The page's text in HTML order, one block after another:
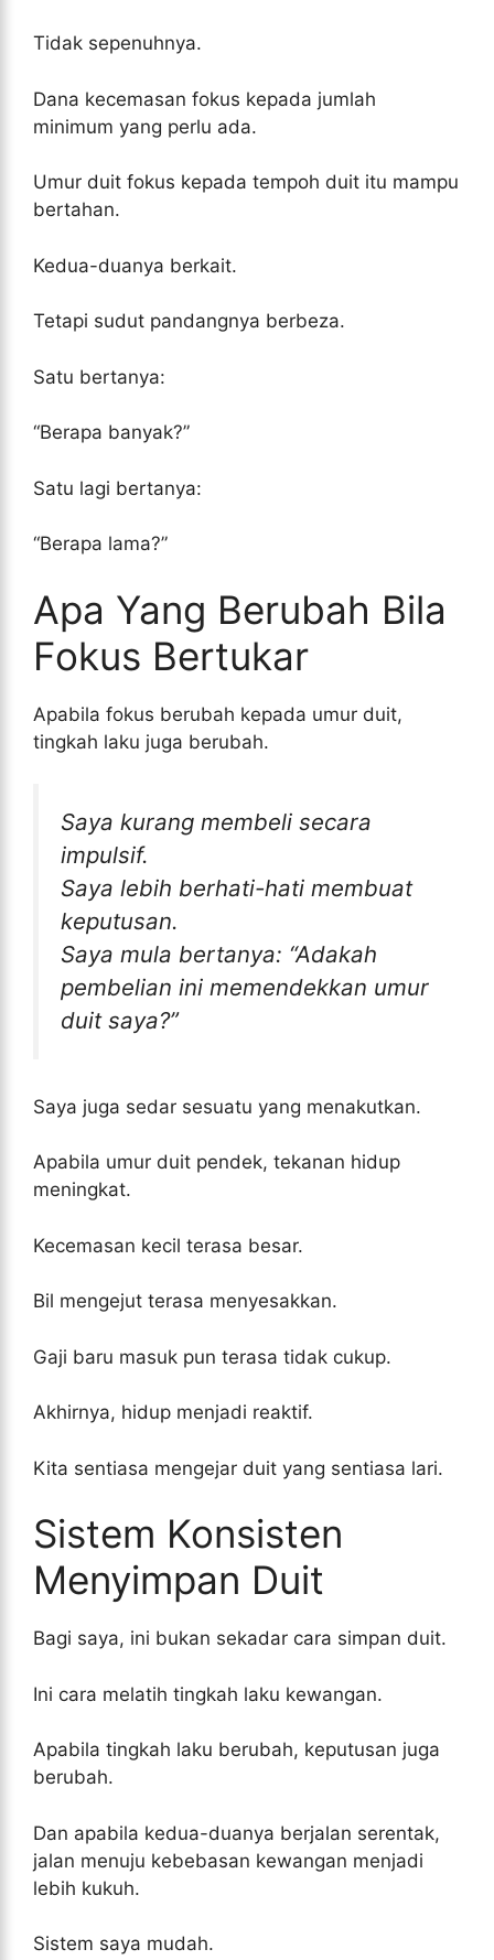
Tidak sepenuhnya.
Dana kecemasan fokus kepada jumlah
minimum yang perlu ada.
Umur duit fokus kepada tempoh duit itu mampu
bertahan.
Kedua-duanya berkait.
Tetapi sudut pandangnya berbeza.
Satu bertanya:
“Berapa banyak?”
Satu lagi bertanya:
“Berapa lama?”
Apa Yang Berubah Bila
Fokus Bertukar
Apabila fokus berubah kepada umur duit,
tingkah laku juga berubah.
Saya kurang membeli secara
impulsif.
Saya lebih berhati-hati membuat
keputusan.
Saya mula bertanya: “Adakah
pembelian ini memendekkan umur
duit saya?”
Saya juga sedar sesuatu yang menakutkan.
Apabila umur duit pendek, tekanan hidup
meningkat.
Kecemasan kecil terasa besar.
Bil mengejut terasa menyesakkan.
Gaji baru masuk pun terasa tidak cukup.
Akhirnya, hidup menjadi reaktif.
Kita sentiasa mengejar duit yang sentiasa lari.
Sistem Konsisten
Menyimpan Duit
Bagi saya, ini bukan sekadar cara simpan duit.
Ini cara melatih tingkah laku kewangan.
Apabila tingkah laku berubah, keputusan juga
berubah.
Dan apabila kedua-duanya berjalan serentak,
jalan menuju kebebasan kewangan menjadi
lebih kukuh.
Sistem saya mudah.